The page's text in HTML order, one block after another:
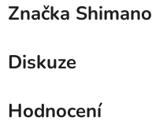
Značka Shimano
Diskuze
Hodnocení